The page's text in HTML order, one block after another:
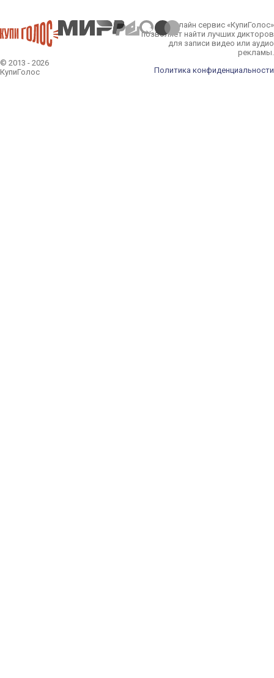
© 2013 - 2026
КупиГолос
Онлайн сервис «КупиГолос»
позволяет найти лучших дикторов
для записи видео или аудио
рекламы.
Политика конфиденциальности